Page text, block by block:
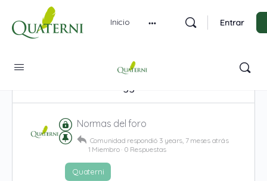
Inicio Entrar
Normas del foro
Comunidad respondió 3 years, 7 meses atrás
1 Miembro · 0 Respuestas
Quaterni